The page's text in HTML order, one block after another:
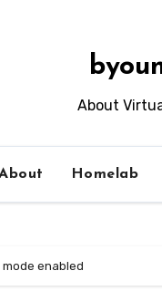
About
Homelab
enabled